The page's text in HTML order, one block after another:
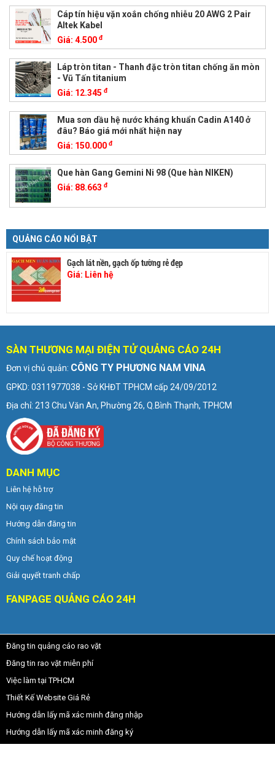
Cáp tín hiệu vặn xoắn chống nhiễu 20 AWG 2 Pair
Altek Kabel
Giá: 4.500 đ
Láp tròn titan - Thanh đặc tròn titan chống ăn mòn
- Vũ Tấn titanium
Giá: 12.345 đ
Mua sơn dầu hệ nước kháng khuẩn Cadin A140 ở
đâu? Báo giá mới nhất hiện nay
Giá: 150.000 đ
Que hàn Gang Gemini Ni 98 (Que hàn NIKEN)
Giá: 88.663 đ
QUẢNG CÁO NỔI BẬT
Gạch lát nền, gạch ốp tường rẻ đẹp
Giá: Liên hệ
SÀN THƯƠNG MẠI ĐIỆN TỬ QUẢNG CÁO 24H
Đơn vị chủ quản: CÔNG TY PHƯƠNG NAM VINA
GPKD: 0311977038 - Sở KHĐT TPHCM cấp 24/09/2012
Địa chỉ: 213 Chu Văn An, Phường 26, Q.Bình Thạnh, TPHCM
DANH MỤC
Liên hệ hỗ trợ
Nội quy đăng tin
Hướng dẫn đăng tin
Chính sách bảo mật
Quy chế hoạt động
Giải quyết tranh chấp
FANPAGE QUẢNG CÁO 24H
Đăng tin quảng cáo rao vặt
Đăng tin rao vặt miễn phí
Việc làm tại TPHCM
Thiết Kế Website Giá Rẻ
Hướng dẫn lấy mã xác minh đăng nhập
Hướng dẫn lấy mã xác minh đăng ký